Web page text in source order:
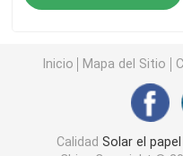
Papel coloreado Rolls
Papel reciclado de la
Inicio Mapa del Sitio
Calidad Solar el